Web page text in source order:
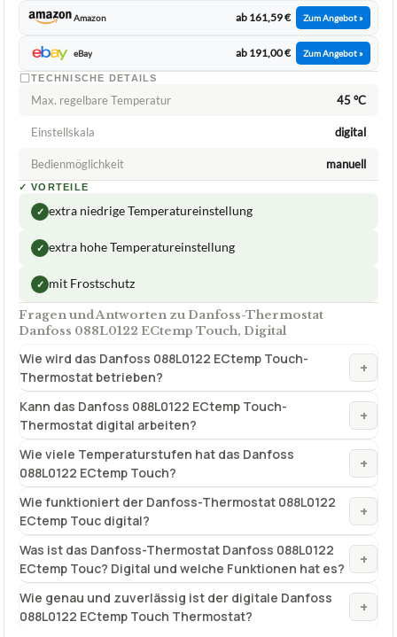
Amazon ab 161,59 € Zum Angebot »
eBay ab 191,00 € Zum Angebot »
TECHNISCHE DETAILS
Max. regelbare Temperatur 45 °C
Einstellskala digital
Bedienmöglichkeit manuell
✓ VORTEILE
✓ extra niedrige Temperatureinstellung
✓ extra hohe Temperatureinstellung
✓ mit Frostschutz
Fragen und Antworten zu Danfoss-Thermostat
Danfoss 088L0122 ECtemp Touch, Digital
Wie wird das Danfoss 088L0122 ECtemp Touch-
Thermostat betrieben?
+
Kann das Danfoss 088L0122 ECtemp Touch-
Thermostat digital arbeiten?
+
Wie viele Temperaturstufen hat das Danfoss
088L0122 ECtemp Touch?
+
Wie funktioniert der Danfoss-Thermostat 088L0122
ECtemp Touc digital?
+
Was ist das Danfoss-Thermostat Danfoss 088L0122
ECtemp Touc? Digital und welche Funktionen hat es?
+
Wie genau und zuverlässig ist der digitale Danfoss
088L0122 ECtemp Touch Thermostat?
+